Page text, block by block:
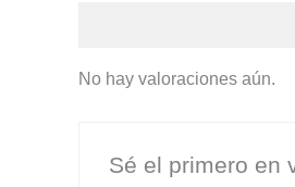
No hay valoraciones aún.
Sé el primero en